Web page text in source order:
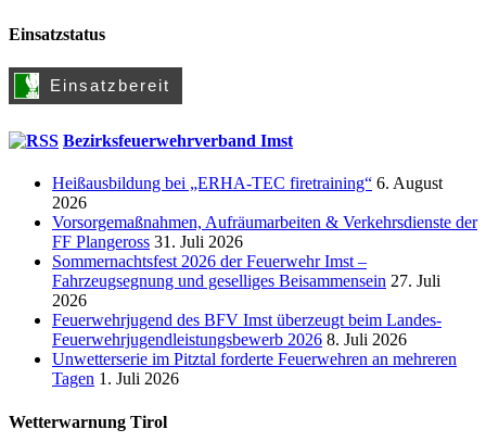
Einsatzstatus
Bezirksfeuerwehrverband Imst
Heißausbildung bei „ERHA-TEC firetraining“ 6. August
2026
Vorsorgemaßnahmen, Aufräumarbeiten & Verkehrsdienste der
FF Plangeross 31. Juli 2026
Sommernachtsfest 2026 der Feuerwehr Imst –
Fahrzeugsegnung und geselliges Beisammensein 27. Juli
2026
Feuerwehrjugend des BFV Imst überzeugt beim Landes-
Feuerwehrjugendleistungsbewerb 2026 8. Juli 2026
Unwetterserie im Pitztal forderte Feuerwehren an mehreren
Tagen 1. Juli 2026
Wetterwarnung Tirol